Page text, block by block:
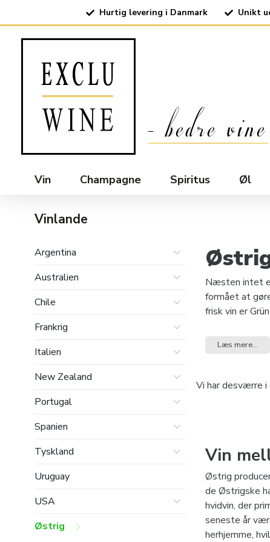
Hurtig levering i Danmark Unikt
Vin Champagne Spiritus Øl
Vinlande
Argentina
Australien
Chile
Frankrig
Italien
New Zealand
Portugal
Spanien
Tyskland
Uruguay
USA
Østrig
Næsten intet
formået at
frisk vin er
moderne,
Læs mere...
Vi har desværre i
Vin
Østrig
de Østrigske
hvidvin, der
seneste år
herhjemme,